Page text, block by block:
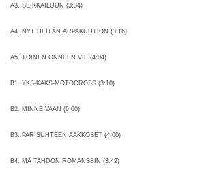
A3. SEIKKAILUUN (3:34)
A4. NYT HEITÄN ARPAKUUTION (3:16)
A5. TOINEN ONNEEN VIE (4:04)
B1. YKS-KAKS-MOTOCROSS (3:10)
B2. MINNE VAAN (6:00)
B3. PARISUHTEEN AAKKOSET (4:00)
B4. MÄ TAHDON ROMANSSIN (3:42)